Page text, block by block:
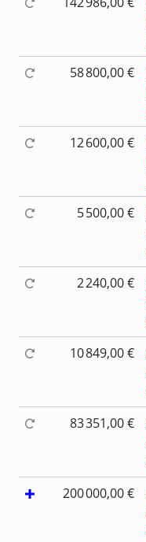
58 800,00 €
12 600,00 €
5 500,00 €
2 240,00 €
10 849,00 €
83 351,00 €
200 000,00 €